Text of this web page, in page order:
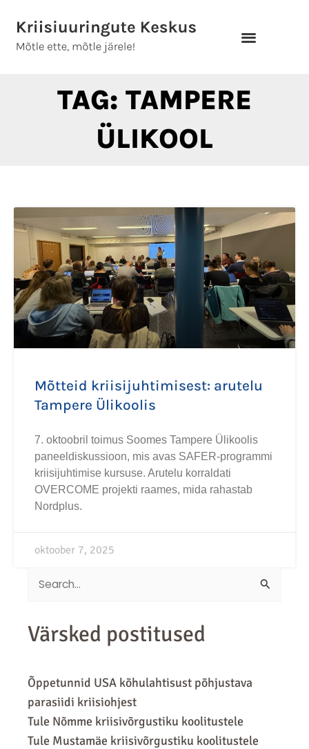
content
TAG: TAMPERE
ÜLIKOOL
Mõtteid kriisijuhtimisest: arutelu
Tampere Ülikoolis
7. oktoobril toimus Soomes Tampere Ülikoolis
paneeldiskussioon, mis avas SAFER-programmi
kriisijuhtimise kursuse. Arutelu korraldati
OVERCOME projekti raames, mida rahastab
Nordplus.
oktoober 7, 2025
Search
Värsked postitused
Õppetunnid USA kõhulahtisust põhjustava
parasiidi kriisiohjest
Tule Nõmme kriisivõrgustiku koolitustele
Tule Mustamäe kriisivõrgustiku koolitustele